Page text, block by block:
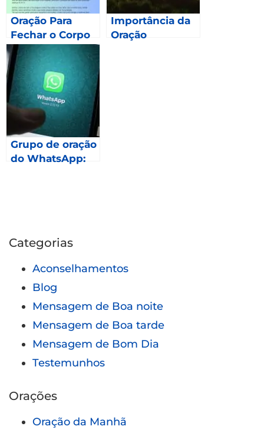
Oração Para
Fechar o Corpo
Importância da
Oração
Grupo de oração
do WhatsApp:
Categorias
Aconselhamentos
Blog
Mensagem de Boa noite
Mensagem de Boa tarde
Mensagem de Bom Dia
Testemunhos
Orações
Oração da Manhã